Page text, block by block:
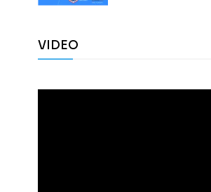
VIDEO